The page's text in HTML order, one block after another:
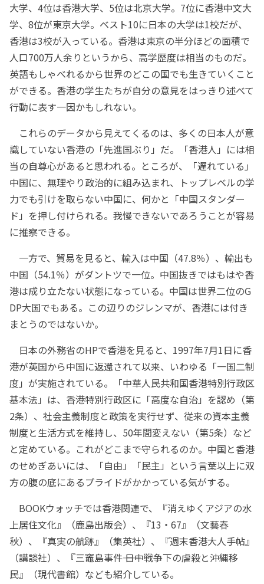
大学、4位は香港大学、5位は北京大学。7位に香港中文大
学、8位が東京大学。ベスト10に日本の大学は1校だが、
香港は3校が入っている。香港は東京の半分ほどの面積で
人口700万人余りというから、高学歴度は相当のものだ。
英語もしゃべれるから世界のどこの国でも生きていくこと
ができる。香港の学生たちが自分の意見をはっきり述べて
行動に表す一因かもしれない。
これらのデータから見えてくるのは、多くの日本人が意
識していない香港の「先進国ぶり」だ。「香港人」には相
当の自尊心があると思われる。ところが、「遅れている」
中国に、無理やり政治的に組み込まれ、トップレベルの学
力でも引けを取らない中国に、何かと「中国スタンダー
ド」を押し付けられる。我慢できないであろうことが容易
に推察できる。
一方で、貿易を見ると、輸入は中国（47.8％）、輸出も
中国（54.1％）がダントツで一位。中国抜きではもはや香
港は成り立たない状態になっている。中国は世界二位のG
DP大国でもある。この辺りのジレンマが、香港には付き
まとうのではないか。
日本の外務省のHPで香港を見ると、1997年7月1日に香
港が英国から中国に返還されて以来、いわゆる「一国二制
度」が実施されている。「中華人民共和国香港特別行政区
基本法」は、香港特別行政区に「高度な自治」を認め（第
2条）、社会主義制度と政策を実行せず、従来の資本主義
制度と生活方式を維持し、50年間変えない（第5条）など
と定めている。これがどこまで守られるのか。中国と香港
のせめぎあいには、「自由」「民主」という言葉以上に双
方の腹の底にあるプライドがかかっている気がする。
BOOKウォッチでは香港関連で、『消えゆくアジアの水
上居住文化』（鹿島出版会）、『13・67』（文藝春
秋）、『真実の航跡』（集英社）、『週末香港大人手帖』
（講談社）、『三竈島事件―― 日中戦争下の虐殺と沖縄移
民』（現代書館）なども紹介している。